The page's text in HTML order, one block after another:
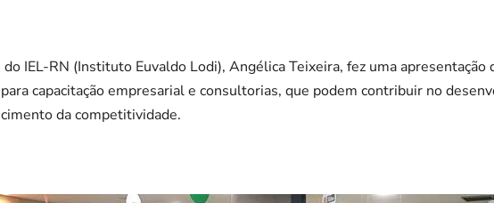
IEL-RN (Instituto Euvaldo Lodi), Angélica Teixeira, fez uma apresentação
capacitação empresarial e consultorias, que podem contribuir no
da competitividade.